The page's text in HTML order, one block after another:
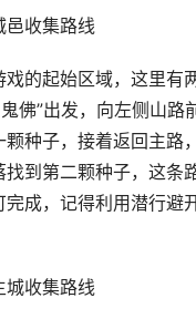
邑收集路线
戏的起始区域，这里有
佛”出发，向左侧山路
种子，接着返回主路
到第二颗种子，这条
完成，记得利用潜行避
城收集路线